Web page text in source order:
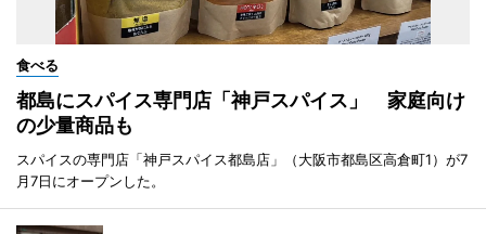
食べる
都島にスパイス専門店「神戸スパイス」 家庭向け
の少量商品も
スパイスの専門店「神戸スパイス都島店」（大阪市都島区高倉町1）が7
月7日にオープンした。